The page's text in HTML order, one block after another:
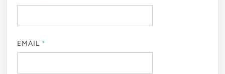
EMAIL *